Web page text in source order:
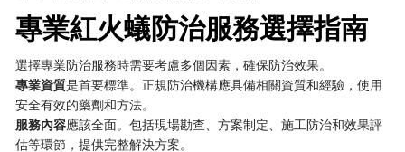
專業紅火蟻防治服務選擇指南
選擇專業防治服務時需要考慮多個因素，確保防治效果。
專業資質是首要標準。正規防治機構應具備相關資質和經驗，使用
安全有效的藥劑和方法。
服務內容應該全面。包括現場勘查、方案制定、施工防治和效果評
估等環節，提供完整解決方案。